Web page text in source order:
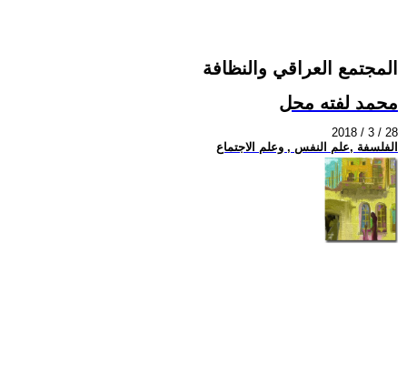
المجتمع العراقي والنظافة
محمد لفته محل
2018 / 3 / 28
الفلسفة ,علم النفس , وعلم الاجتماع